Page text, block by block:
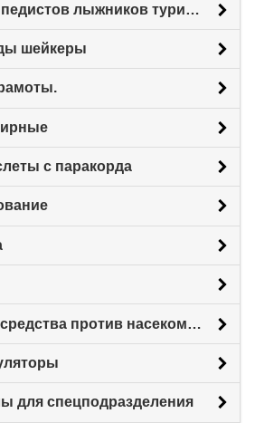
Очки для велосипедистов лыжников туристов любителей
шейкеры
с паракорда
Универсальные средства против насекомых
для спецподразделения